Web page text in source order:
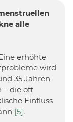
alle
erhöhte
wird
35 Jahren
– die oft
Einfluss
[5].